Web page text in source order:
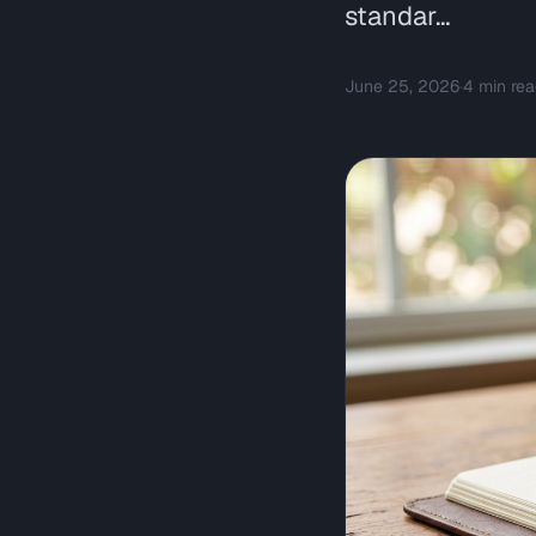
standar…
June 25, 2026·4 min